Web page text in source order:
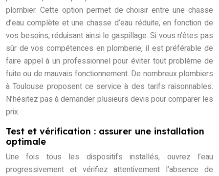
plombier. Cette option permet de choisir entre une chasse
d’eau complète et une chasse d’eau réduite, en fonction de
vos besoins, réduisant ainsi le gaspillage. Si vous n’êtes pas
sûr de vos compétences en plomberie, il est préférable de
faire appel à un professionnel pour éviter tout problème de
fuite ou de mauvais fonctionnement. De nombreux plombiers
à Toulouse proposent ce service à des tarifs raisonnables.
N’hésitez pas à demander plusieurs devis pour comparer les
prix.
Test et vérification : assurer une installation
optimale
Une fois tous les dispositifs installés, ouvrez l’eau
progressivement et vérifiez attentivement l’absence de